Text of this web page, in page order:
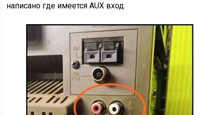
написано где имеется AUX вход.